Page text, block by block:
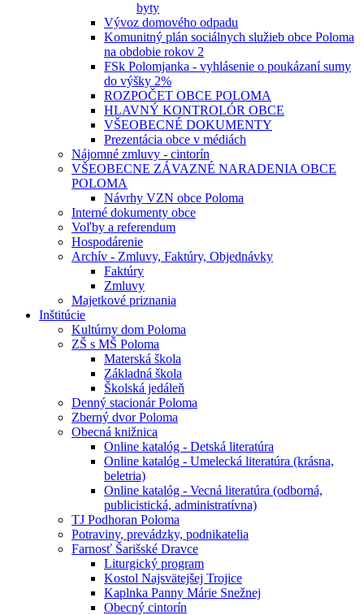
byty
Vývoz domového odpadu
Komunitný plán sociálnych služieb obce Poloma
na obdobie rokov 2
FSk Polomjanka - vyhlásenie o poukázaní sumy
do výšky 2%
ROZPOČET OBCE POLOMA
HLAVNÝ KONTROLÓR OBCE
VŠEOBECNÉ DOKUMENTY
Prezentácia obce v médiách
Nájomné zmluvy - cintorín
VŠEOBECNE ZÁVAZNÉ NARADENIA OBCE
POLOMA
Návrhy VZN obce Poloma
Interné dokumenty obce
Voľby a referendum
Hospodárenie
Archív - Zmluvy, Faktúry, Objednávky
Faktúry
Zmluvy
Majetkové priznania
Inštitúcie
Kultúrny dom Poloma
ZŠ s MŠ Poloma
Materská škola
Základná škola
Školská jedáleň
Denný stacionár Poloma
Zberný dvor Poloma
Obecná knižnica
Online katalóg - Detská literatúra
Online katalóg - Umelecká literatúra (krásna,
beletria)
Online katalóg - Vecná literatúra (odborná,
publicistická, administratívna)
TJ Podhoran Poloma
Potraviny, prevádzky, podnikatelia
Farnosť Šarišské Dravce
Liturgický program
Kostol Najsvätejšej Trojice
Kaplnka Panny Márie Snežnej
Obecný cintorín